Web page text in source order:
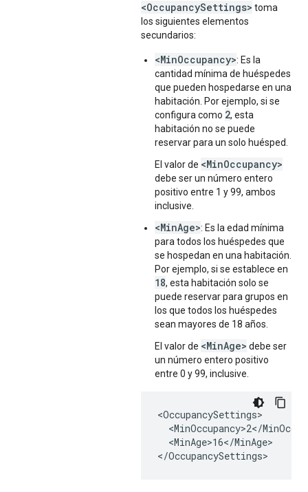
<OccupancySettings> toma
los siguientes elementos
secundarios:
<MinOccupancy>: Es la
cantidad mínima de huéspedes
que pueden hospedarse en una
habitación. Por ejemplo, si se
configura como 2, esta
habitación no se puede
reservar para un solo huésped.
El valor de <MinOccupancy>
debe ser un número entero
positivo entre 1 y 99, ambos
inclusive.
<MinAge>: Es la edad mínima
para todos los huéspedes que
se hospedan en una habitación.
Por ejemplo, si se establece en
18, esta habitación solo se
puede reservar para grupos en
los que todos los huéspedes
sean mayores de 18 años.
El valor de <MinAge> debe ser
un número entero positivo
entre 0 y 99, inclusive.
<OccupancySettings>
<MinOccupancy>2</
  <MinAge>16</MinAge>
</OccupancySettings>